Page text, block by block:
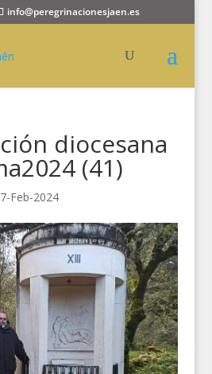
info@peregrinacionesjaen.es
diocesana
(41)
Feb-2024